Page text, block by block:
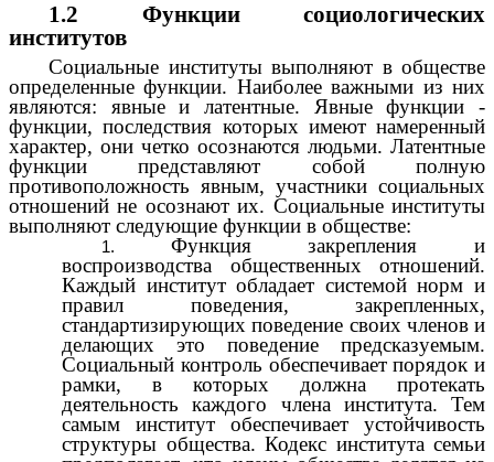
1.2 Функции социологических
институтов
Социальные институты выполняют в обществе
определенные функции. Наиболее важными из них
являются: явные и латентные. Явные функции -
функции, последствия которых имеют намеренный
характер, они четко осознаются людьми. Латентные
функции представляют собой полную
противоположность явным, участники социальных
отношений не осознают их. Социальные институты
выполняют следующие функции в обществе:
Функция закрепления и
воспроизводства общественных отношений.
Каждый институт обладает системой норм и
правил поведения, закрепленных,
стандартизирующих поведение своих членов и
делающих это поведение предсказуемым.
Социальный контроль обеспечивает порядок и
рамки, в которых должна протекать
деятельность каждого члена института. Тем
самым институт обеспечивает устойчивость
структуры общества. Кодекс института семьи